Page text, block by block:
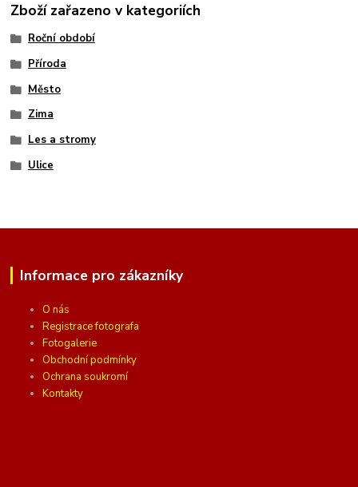
Zboží zařazeno v kategoriích
Roční období
Příroda
Město
Zima
Les a stromy
Ulice
Informace pro zákazníky
O nás
Registrace fotografa
Fotogalerie
Obchodní podmínky
Ochrana soukromí
Kontakty